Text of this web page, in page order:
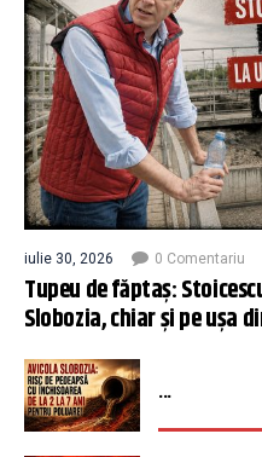
iulie 30, 2026 0 Comentariu
Tupeu de făptaș:
Slobozia, chiar și pe ușa
...